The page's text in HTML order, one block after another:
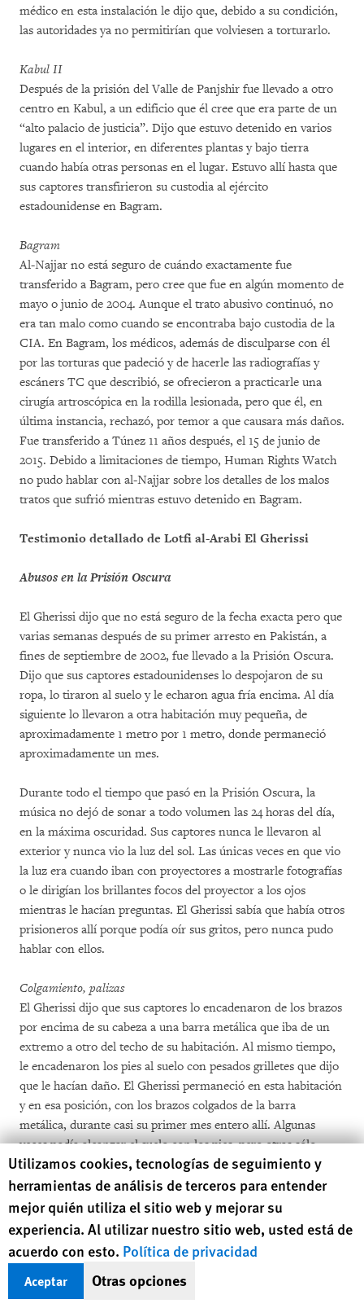
médico en esta instalación le dijo que, debido a su condición,
las autoridades ya no permitirían que volviesen a torturarlo.
Kabul II
Después de la prisión del Valle de Panjshir fue llevado a otro
centro en Kabul, a un edificio que él cree que era parte de un
“alto palacio de justicia”. Dijo que estuvo detenido en varios
lugares en el interior, en diferentes plantas y bajo tierra
cuando había otras personas en el lugar. Estuvo allí hasta que
sus captores transfirieron su custodia al ejército
estadounidense en Bagram.
Bagram
Al-Najjar no está seguro de cuándo exactamente fue
transferido a Bagram, pero cree que fue en algún momento de
mayo o junio de 2004. Aunque el trato abusivo continuó, no
era tan malo como cuando se encontraba bajo custodia de la
CIA. En Bagram, los médicos, además de disculparse con él
por las torturas que padeció y de hacerle las radiografías y
escáners TC que describió, se ofrecieron a practicarle una
cirugía artroscópica en la rodilla lesionada, pero que él, en
última instancia, rechazó, por temor a que causara más daños.
Fue transferido a Túnez 11 años después, el 15 de junio de
2015. Debido a limitaciones de tiempo, Human Rights Watch
no pudo hablar con al-Najjar sobre los detalles de los malos
tratos que sufrió mientras estuvo detenido en Bagram.
Testimonio detallado de Lotfi al-Arabi El Gherissi
Abusos en la Prisión Oscura
El Gherissi dijo que no está seguro de la fecha exacta pero que
varias semanas después de su primer arresto en Pakistán, a
fines de septiembre de 2002, fue llevado a la Prisión Oscura.
Dijo que sus captores estadounidenses lo despojaron de su
ropa, lo tiraron al suelo y le echaron agua fría encima. Al día
siguiente lo llevaron a otra habitación muy pequeña, de
aproximadamente 1 metro por 1 metro, donde permaneció
aproximadamente un mes.
Durante todo el tiempo que pasó en la Prisión Oscura, la
música no dejó de sonar a todo volumen las 24 horas del día,
en la máxima oscuridad. Sus captores nunca le llevaron al
exterior y nunca vio la luz del sol. Las únicas veces en que vio
la luz era cuando iban con proyectores a mostrarle fotografías
o le dirigían los brillantes focos del proyector a los ojos
mientras le hacían preguntas. El Gherissi sabía que había otros
prisioneros allí porque podía oír sus gritos, pero nunca pudo
hablar con ellos.
Colgamiento, palizas
El Gherissi dijo que sus captores lo encadenaron de los brazos
por encima de su cabeza a una barra metálica que iba de un
extremo a otro del techo de su habitación. Al mismo tiempo,
le encadenaron los pies al suelo con pesados grilletes que dijo
que le hacían daño. El Gherissi permaneció en esta habitación
y en esa posición, con los brazos colgados de la barra
metálica, durante casi su primer mes entero allí. Algunas
veces podía alcanzar el suelo con los pies, pero otras sólo
podía tocarlo de puntillas. Mientras estaba colgado, los
guardas le golpeaban en la espalda, las piernas y los pies con
una porra que cree que estaba hecha de plástico. También
solían tirarle cubos de agua fría. Eso solía ocurrir unas tres
veces a la semana. Los guardas entraban en su habitación,
anunciaban que habían pasado otras 24 horas y lo bajaban
para llevárselo a otra habitación cercana para interrogarle,
relató. Cuando hacían esto, le ataban las manos con cables
Human Rights Watch cookie preferences
Utilizamos cookies, tecnologías de seguimiento y
herramientas de análisis de terceros para entender
mejor quién utiliza el sitio web y mejorar su
experiencia. Al utilizar nuestro sitio web, usted está de
acuerdo con esto. Política de privacidad
Aceptar Otras opciones